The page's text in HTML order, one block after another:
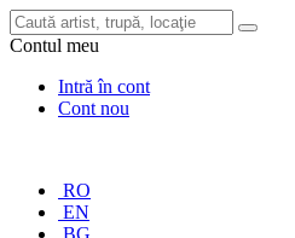
Contul meu
Intră în cont
Cont nou
RO
EN
BG